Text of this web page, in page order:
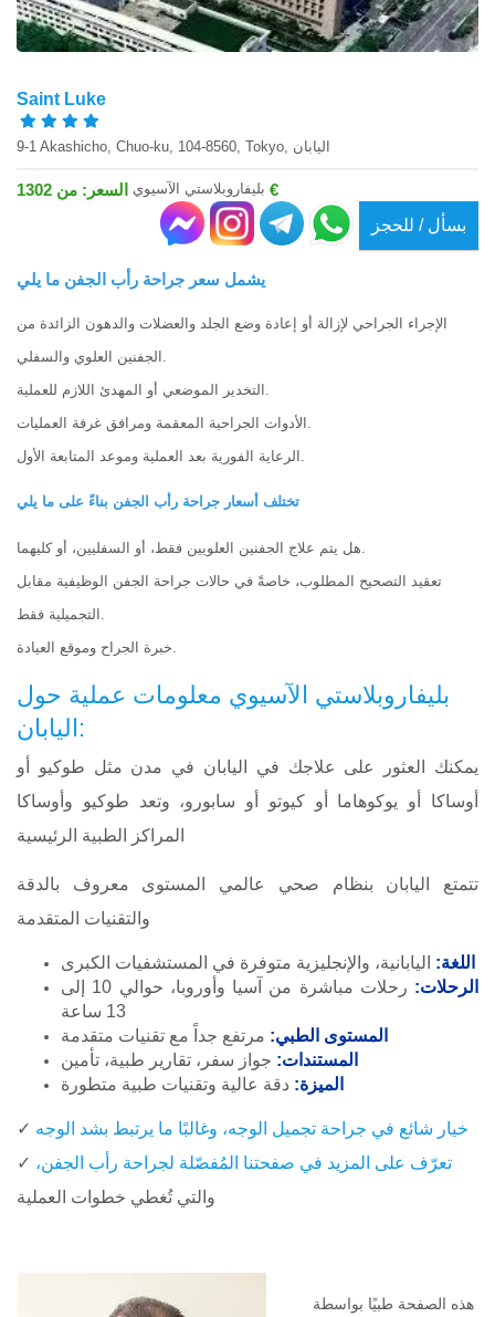
Saint Luke
9-1 Akashicho, Chuo-ku, 104-8560, Tokyo, اليابان
بليفاروبلاستي الآسيوي السعر: من 1302 €
بسأل / للحجز
يشمل سعر جراحة رأب الجفن ما يلي
الإجراء الجراحي لإزالة أو إعادة وضع الجلد والعضلات والدهون الزائدة من
الجفنين العلوي والسفلي.
التخدير الموضعي أو المهدئ اللازم للعملية.
الأدوات الجراحية المعقمة ومرافق غرفة العمليات.
الرعاية الفورية بعد العملية وموعد المتابعة الأول.
تختلف أسعار جراحة رأب الجفن بناءً على ما يلي
تعقيد التصحيح المطلوب، خاصةً في حالات جراحة الجفن الوظيفية مقابل
بليفاروبلاستي الآسيوي معلومات عملية حول
:اليابان
يمكنك العثور على علاجك في اليابان في مدن مثل طوكيو أو
أوساكا أو يوكوهاما أو كيوتو أو سابورو، وتعد طوكيو وأوساكا
المراكز الطبية الرئيسية
تتمتع اليابان بنظام صحي عالمي المستوى معروف بالدقة
والتقنيات المتقدمة
اللغة: اليابانية، والإنجليزية متوفرة في المستشفيات الكبرى
الرحلات:
رحلات مباشرة من آسيا وأوروبا، حوالي 10 إلى
13 ساعة
المستوى الطبي: مرتفع جداً مع تقنيات متقدمة
المستندات: جواز سفر، تقارير طبية، تأمين
الميزة: دقة عالية وتقنيات طبية متطورة
✓ خيار شائع في جراحة تجميل الوجه، وغالبًا ما يرتبط بشد الوجه
✓ تعرّف على المزيد في صفحتنا المُفصّلة لجراحة رأب الجفن،
والتي تُغطي خطوات العملية